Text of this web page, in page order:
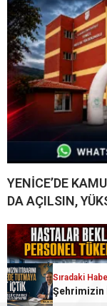
YENİCE’DE
DA AÇILSIN,
Sıradaki